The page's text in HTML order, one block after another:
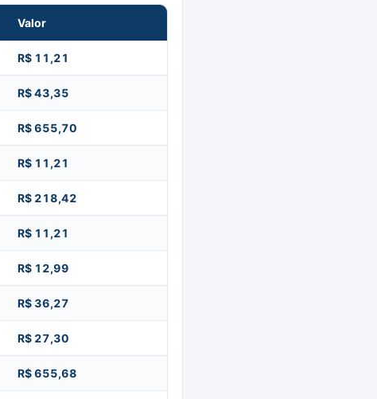
Valor
R$ 11,21
R$ 43,35
R$ 655,70
R$ 11,21
R$ 218,42
R$ 11,21
R$ 12,99
R$ 36,27
R$ 27,30
R$ 655,68